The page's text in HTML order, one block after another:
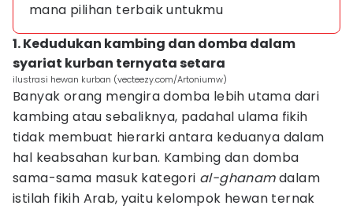
mana pilihan terbaik untukmu
1. Kedudukan kambing dan domba dalam
syariat kurban ternyata setara
ilustrasi hewan kurban (vecteezy.com/Artoniumw)
Banyak orang mengira domba lebih utama dari
kambing atau sebaliknya, padahal ulama fikih
tidak membuat hierarki antara keduanya dalam
hal keabsahan kurban. Kambing dan domba
sama-sama masuk kategori al-ghanamdalam
istilah fikih Arab, yaitu kelompok hewan ternak